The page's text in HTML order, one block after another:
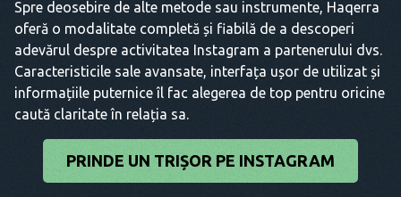
Spre deosebire de alte metode sau instrumente, Haqerra
oferă o modalitate completă și fiabilă de a descoperi
adevărul despre activitatea Instagram a partenerului dvs.
Caracteristicile sale avansate, interfața ușor de utilizat și
informațiile puternice îl fac alegerea de top pentru oricine
caută claritate în relația sa.
PRINDE UN TRIȘOR PE INSTAGRAM